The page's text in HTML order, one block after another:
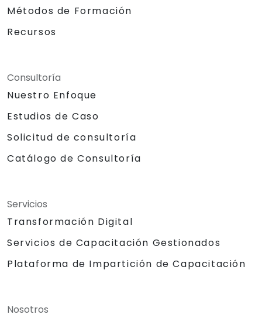
Métodos de Formación
Recursos
Consultoría
Nuestro Enfoque
Estudios de Caso
Solicitud de consultoría
Catálogo de Consultoría
Servicios
Transformación Digital
Servicios de Capacitación Gestionados
Plataforma de Impartición de Capacitación
Nosotros